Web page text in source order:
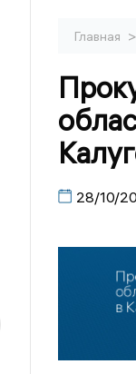
Главная >
28/10/